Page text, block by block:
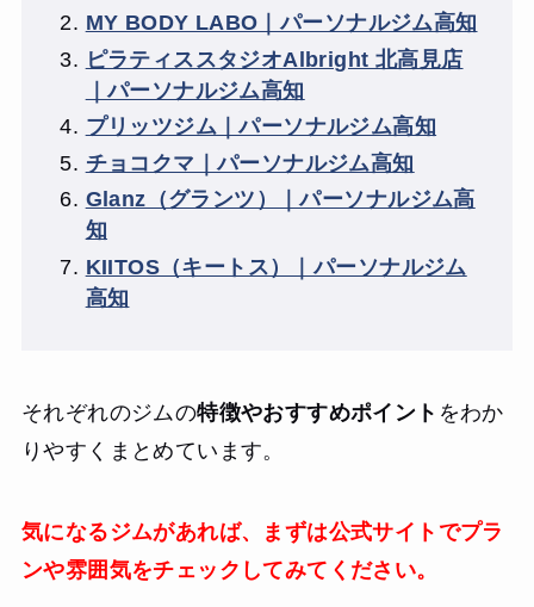
MY BODY LABO｜パーソナルジム高知
ピラティススタジオAlbright 北高見店
｜パーソナルジム高知
プリッツジム｜パーソナルジム高知
チョコクマ｜パーソナルジム高知
Glanz（グランツ）｜パーソナルジム高
知
KIITOS（キートス）｜パーソナルジム
高知
それぞれのジムの特徴やおすすめポイント をわか
りやすくまとめています。
気になるジムがあれば、まずは公式サイトでプラ
ンや雰囲気をチェックしてみてください。